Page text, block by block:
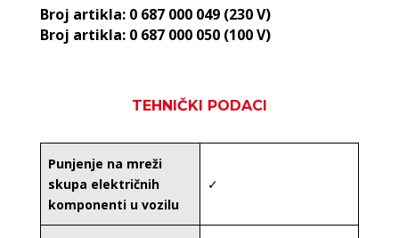
Broj artikla: 0 687 000 049 (230 V)
Broj artikla: 0 687 000 050 (100 V)
TEHNIČKI PODACI
Punjenje na mreži
skupa električnih
komponenti u vozilu
✓